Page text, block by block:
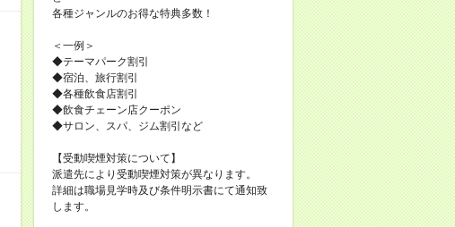
各種ジャンルのお得な特典多数！
＜一例＞
◆テーマパーク割引
◆宿泊、旅行割引
◆各種飲食店割引
◆飲食チェーン店クーポン
◆サロン、スパ、ジム割引など
【受動喫煙対策について】
派遣先により受動喫煙対策が異なります。
詳細は職場見学時及び条件明示書にて通知致
します。